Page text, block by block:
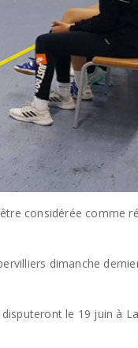
considérée comme
dimanche
le 19 juin à